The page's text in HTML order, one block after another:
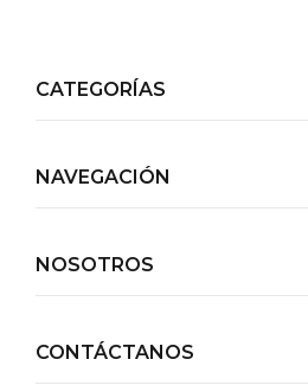
CATEGORÍAS
NAVEGACIÓN
NOSOTROS
CONTÁCTANOS